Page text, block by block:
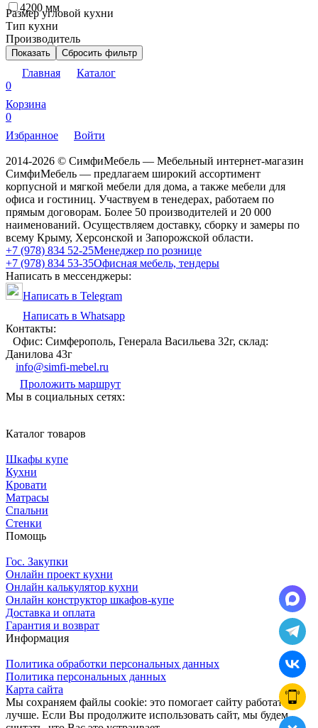
4200 мм
Размер угловой кухни
Тип кухни
Производитель
Показать Сбросить фильтр
Главная
Каталог
0
Корзина
0
Избранное
Войти
2014-2026 © СимфиМебель — Мебельный интернет-магазин
СимфиМебель — предлагаем широкий ассортимент
корпусной и мягкой мебели для дома, а также мебели для
офиса и гостиниц. Участвуем в тенедерах, работаем по
прямым договорам. Более 50 производителей и 20 000
наименований. Осуществляем доставку, сборку и замеры по
всему Крыму, Херсонской и Запорожской области.
+7 (978) 834 52-25Менеджер по рознице
+7 (978) 834 53-35Офисная мебель, тендеры
Написать в мессенджеры:
Написать в Telegram
Написать в Whatsapp
Контакты:
Офис: Симферополь, Генерала Васильева 32г, склад:
Данилова 43г
info@simfi-mebel.ru
Проложить маршрут
Мы в социальных сетях:
Каталог товаров
Шкафы купе
Кухни
Кровати
Матрасы
Cпальни
Стенки
Помощь
Гос. Закупки
Онлайн проект кухни
Онлайн калькулятор кухни
Онлайн конструктор шкафов-купе
Доставка и оплата
Гарантия и возврат
Информация
Политика обработки персональных данных
Политика персональных данных
Карта сайта
Мы сохраняем файлы cookie: это помогает сайту работать
лучше. Если Вы продолжите использовать сайт, мы будем